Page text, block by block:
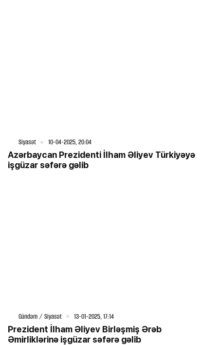
Siyasət 10-04-2025, 20:04
Azərbaycan Prezidenti İlham Əliyev Türkiyəyə
işgüzar səfərə gəlib
Gündəm / Siyasət 13-01-2025, 17:14
Prezident İlham Əliyev Birləşmiş Ərəb
Əmirliklərinə işgüzar səfərə gəlib